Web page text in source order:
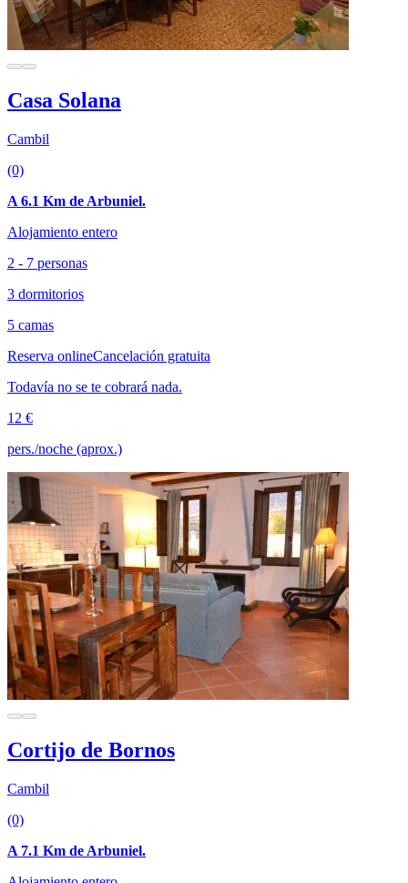
Casa Solana
Cambil
(0)
A 6.1 Km de Arbuniel.
Alojamiento entero
2 - 7 personas
3 dormitorios
5 camas
Reserva onlineCancelación gratuita
Todavía no se te cobrará nada.
12 €
pers./noche (aprox.)
Cortijo de Bornos
Cambil
(0)
A 7.1 Km de Arbuniel.